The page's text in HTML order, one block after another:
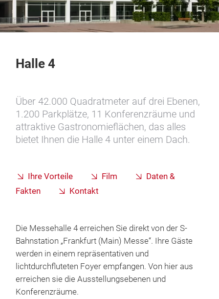
Halle 4
Über 42.000 Quadratmeter auf drei Ebenen,
1.200 Parkplätze, 11 Konferenzräume und
attraktive Gastronomieflächen, das alles
bietet Ihnen die Halle 4 unter einem Dach.
Ihre Vorteile Film
Daten &
Fakten
Kontakt
Die Messehalle 4 erreichen Sie direkt von der S-
Bahnstation „Frankfurt (Main) Messe“. Ihre Gäste
werden in einem repräsentativen und
lichtdurchfluteten Foyer empfangen. Von hier aus
erreichen sie die Ausstellungsebenen und
Konferenzräume.